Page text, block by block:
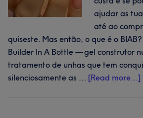
ajudar as
até ao
quiseste. Mas então, o que é o
Builder In A Bottle — gel construtor
tratamento de unhas que tem
silenciosamente as … [Read more...]